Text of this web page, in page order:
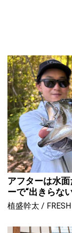
アフターは水
ーで“出きらな
チの仕掛け。
植盛幹太